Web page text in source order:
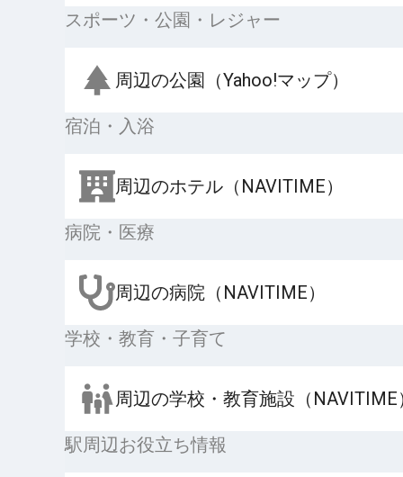
スポーツ・公園・レジャー
周辺の公園（Yahoo!マップ）
宿泊・入浴
周辺のホテル（NAVITIME）
病院・医療
周辺の病院（NAVITIME）
学校・教育・子育て
周辺の学校・教育施設（NAVITIME
駅周辺お役立ち情報